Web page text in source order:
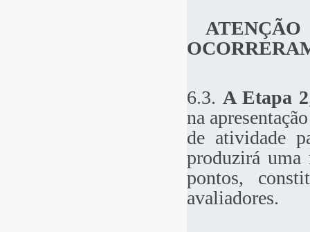
6.3. A Etapa 2
na
de atividade
produzirá
pontos,
avaliadores.